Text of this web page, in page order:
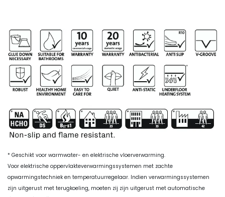
* Geschikt voor warmwater- en elektrische vloerverwarming.
Voor elektrische oppervlakteverwarmingssystemen met zachte
opwarmingstechniek en temperatuurregelaar. Indien verwarmingssystemen
zijn uitgerust met terugkoeling, moeten zij zijn uitgerust met automatische